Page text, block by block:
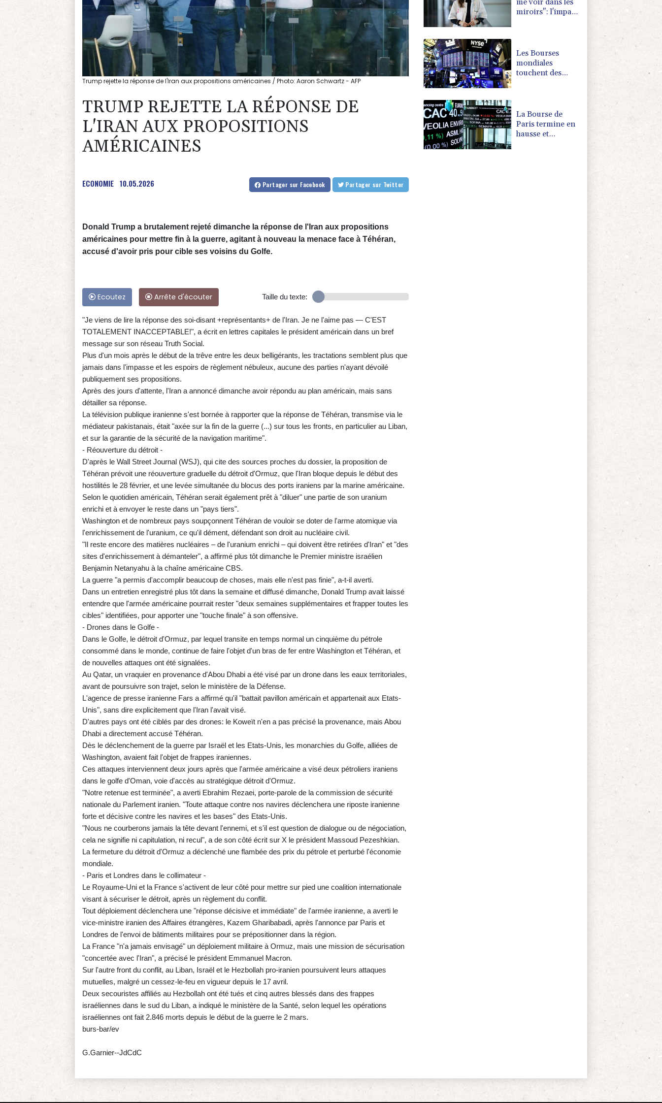
Trump rejette la réponse de l'Iran aux propositions américaines / Photo: Aaron Schwartz - AFP
TRUMP REJETTE LA RÉPONSE DE
L'IRAN AUX PROPOSITIONS
AMÉRICAINES
ECONOMIE 10.05.2026 Partager sur Facebook Partager sur Twitter
Donald Trump a brutalement rejeté dimanche la réponse de l'Iran aux propositions
américaines pour mettre fin à la guerre, agitant à nouveau la menace face à Téhéran,
accusé d'avoir pris pour cible ses voisins du Golfe.
Ecoutez Arrête d'écouter Taille du texte:
"Je viens de lire la réponse des soi-disant +représentants+ de l'Iran. Je ne l'aime pas — C'EST
TOTALEMENT INACCEPTABLE!", a écrit en lettres capitales le président américain dans un bref
message sur son réseau Truth Social.
Plus d'un mois après le début de la trêve entre les deux belligérants, les tractations semblent plus que
jamais dans l'impasse et les espoirs de règlement nébuleux, aucune des parties n'ayant dévoilé
publiquement ses propositions.
Après des jours d'attente, l'Iran a annoncé dimanche avoir répondu au plan américain, mais sans
détailler sa réponse.
La télévision publique iranienne s'est bornée à rapporter que la réponse de Téhéran, transmise via le
médiateur pakistanais, était "axée sur la fin de la guerre (...) sur tous les fronts, en particulier au Liban,
et sur la garantie de la sécurité de la navigation maritime".
- Réouverture du détroit -
D'après le Wall Street Journal (WSJ), qui cite des sources proches du dossier, la proposition de
Téhéran prévoit une réouverture graduelle du détroit d'Ormuz, que l'Iran bloque depuis le début des
hostilités le 28 février, et une levée simultanée du blocus des ports iraniens par la marine américaine.
Selon le quotidien américain, Téhéran serait également prêt à "diluer" une partie de son uranium
enrichi et à envoyer le reste dans un "pays tiers".
Washington et de nombreux pays soupçonnent Téhéran de vouloir se doter de l'arme atomique via
l'enrichissement de l'uranium, ce qu'il dément, défendant son droit au nucléaire civil.
"Il reste encore des matières nucléaires – de l'uranium enrichi – qui doivent être retirées d'Iran" et "des
sites d'enrichissement à démanteler", a affirmé plus tôt dimanche le Premier ministre israélien
Benjamin Netanyahu à la chaîne américaine CBS.
La guerre "a permis d'accomplir beaucoup de choses, mais elle n'est pas finie", a-t-il averti.
Dans un entretien enregistré plus tôt dans la semaine et diffusé dimanche, Donald Trump avait laissé
entendre que l'armée américaine pourrait rester "deux semaines supplémentaires et frapper toutes les
cibles" identifiées, pour apporter une "touche finale" à son offensive.
- Drones dans le Golfe -
Dans le Golfe, le détroit d'Ormuz, par lequel transite en temps normal un cinquième du pétrole
consommé dans le monde, continue de faire l'objet d'un bras de fer entre Washington et Téhéran, et
de nouvelles attaques ont été signalées.
Au Qatar, un vraquier en provenance d'Abou Dhabi a été visé par un drone dans les eaux territoriales,
avant de poursuivre son trajet, selon le ministère de la Défense.
L'agence de presse iranienne Fars a affirmé qu'il "battait pavillon américain et appartenait aux Etats-
Unis", sans dire explicitement que l'Iran l'avait visé.
D'autres pays ont été ciblés par des drones: le Koweït n'en a pas précisé la provenance, mais Abou
Dhabi a directement accusé Téhéran.
Dès le déclenchement de la guerre par Israël et les Etats-Unis, les monarchies du Golfe, alliées de
Washington, avaient fait l'objet de frappes iraniennes.
Ces attaques interviennent deux jours après que l'armée américaine a visé deux pétroliers iraniens
dans le golfe d'Oman, voie d'accès au stratégique détroit d'Ormuz.
"Notre retenue est terminée", a averti Ebrahim Rezaei, porte-parole de la commission de sécurité
nationale du Parlement iranien. "Toute attaque contre nos navires déclenchera une riposte iranienne
forte et décisive contre les navires et les bases" des Etats-Unis.
"Nous ne courberons jamais la tête devant l'ennemi, et s'il est question de dialogue ou de négociation,
cela ne signifie ni capitulation, ni recul", a de son côté écrit sur X le président Massoud Pezeshkian.
La fermeture du détroit d'Ormuz a déclenché une flambée des prix du pétrole et perturbé l'économie
mondiale.
- Paris et Londres dans le collimateur -
Le Royaume-Uni et la France s'activent de leur côté pour mettre sur pied une coalition internationale
visant à sécuriser le détroit, après un règlement du conflit.
Tout déploiement déclenchera une "réponse décisive et immédiate" de l'armée iranienne, a averti le
vice-ministre iranien des Affaires étrangères, Kazem Gharibabadi, après l'annonce par Paris et
Londres de l'envoi de bâtiments militaires pour se prépositionner dans la région.
La France "n'a jamais envisagé" un déploiement militaire à Ormuz, mais une mission de sécurisation
"concertée avec l'Iran", a précisé le président Emmanuel Macron.
Sur l'autre front du conflit, au Liban, Israël et le Hezbollah pro-iranien poursuivent leurs attaques
mutuelles, malgré un cessez-le-feu en vigueur depuis le 17 avril.
Deux secouristes affiliés au Hezbollah ont été tués et cinq autres blessés dans des frappes
israéliennes dans le sud du Liban, a indiqué le ministère de la Santé, selon lequel les opérations
israéliennes ont fait 2.846 morts depuis le début de la guerre le 2 mars.
burs-bar/ev
G.Garnier--JdCdC
me voir dans les
miroirs": l'impact
Les Bourses
mondiales
touchent des
La Bourse de
Paris termine en
hausse et